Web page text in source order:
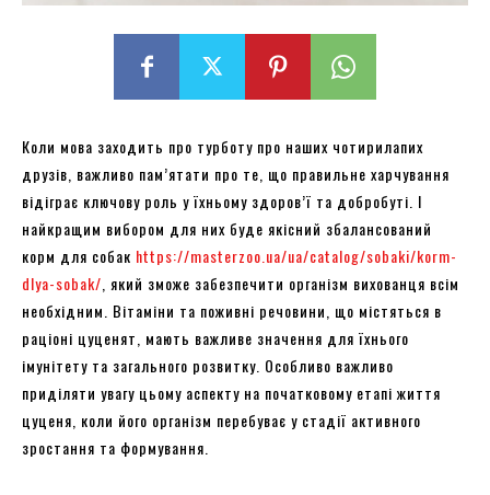
Коли мова заходить про турботу про наших чотирилапих
друзів, важливо пам’ятати про те, що правильне харчування
відіграє ключову роль у їхньому здоров’ї та добробуті. І
найкращим вибором для них буде якісний збалансований
корм для собак https://masterzoo.ua/ua/catalog/sobaki/korm-
dlya-sobak/ , який зможе забезпечити організм вихованця всім
необхідним. Вітаміни та поживні речовини, що містяться в
раціоні цуценят, мають важливе значення для їхнього
імунітету та загального розвитку. Особливо важливо
приділяти увагу цьому аспекту на початковому етапі життя
цуценя, коли його організм перебуває у стадії активного
зростання та формування.